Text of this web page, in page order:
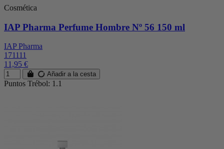
Cosmética
IAP Pharma Perfume Hombre Nº 56 150 ml
IAP Pharma
171111
11,95 €
Añadir a la cesta
Puntos Trébol: 1.1